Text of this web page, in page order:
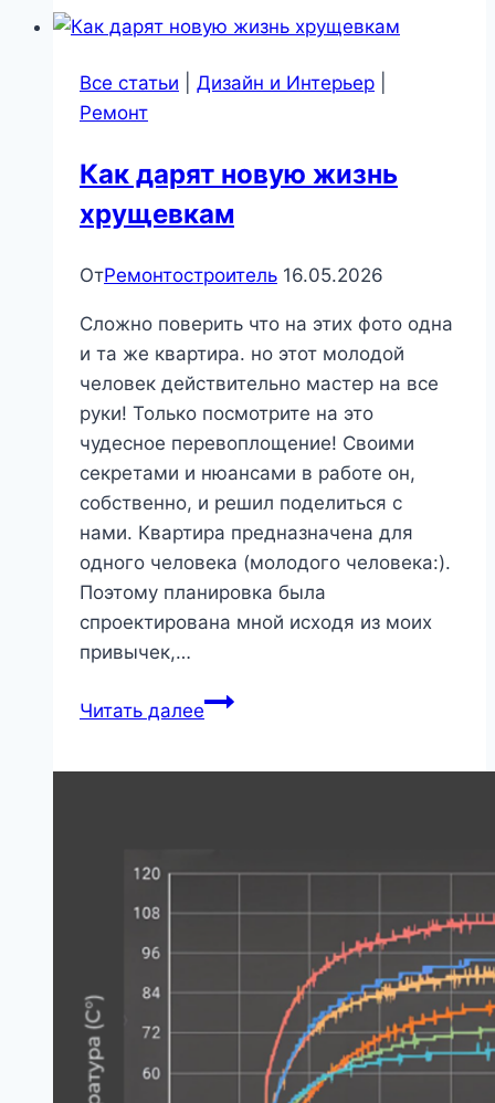
лент
Все статьи
Дизайн и Интерьер
Ремонт
Как дарят новую жизнь
хрущевкам
ОтРемонтостроитель 16.05.2026
Сложно поверить что на этих фото одна
и та же квартира. но этот молодой
человек действительно мастер на все
руки! Только посмотрите на это
чудесное перевоплощение! Своими
секретами и нюансами в работе он,
собственно, и решил поделиться с
нами. Квартира предназначена для
одного человека (молодого человека:).
Поэтому планировка была
спроектирована мной исходя из моих
привычек,…
Читать далееКак